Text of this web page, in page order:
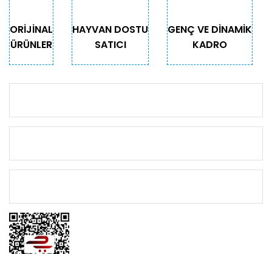
Gönder
ORİJİNAL
ÜRÜNLER
HAYVAN DOSTU
SATICI
GENÇ VE DİNAMİK
KADRO